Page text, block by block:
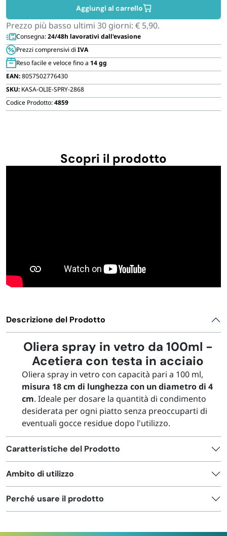
PET
PARTY
FORNITURE SETTORE HO.RE.CA
€ 7,90.
€ 5,90.
vetro
da
100
ml
quantità
Aggiungi al carrello
Prezzo più basso ultimi 30 giorni: € 5,90.
Consegna:24/48h lavorativi dall'evasione
Prezzi comprensivi di IVA
Reso facile e veloce fino a 14 gg
EAN:8057502776430
SKU: KASA-OLIE-SPRY-2868
Codice Prodotto:4859
Scopri il prodotto
Descrizione del Prodotto
Oliera spray in vetro da 100ml -
Acetiera con testa in acciaio
Oliera spray in vetro con capacità pari a 100 ml,
misura 18 cm di lunghezza con un diametro di 4
cm. Ideale per dosare la quantità di condimento
desiderata per ogni piatto senza preoccuparti di
eventuali gocce residue dopo l'utilizzo.
Caratteristiche del Prodotto
Ambito di utilizzo
Perché usare il prodotto